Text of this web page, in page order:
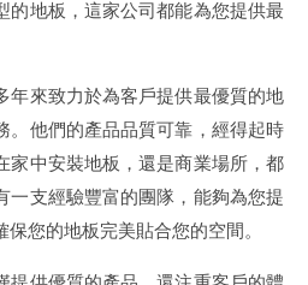
的地板，這家公司都能為您提供最
年來致力於為客戶提供最優質的地
。他們的產品品質可靠，經得起時
家中安裝地板，還是商業場所，都
一支經驗豐富的團隊，能夠為您提
您的地板完美貼合您的空間。